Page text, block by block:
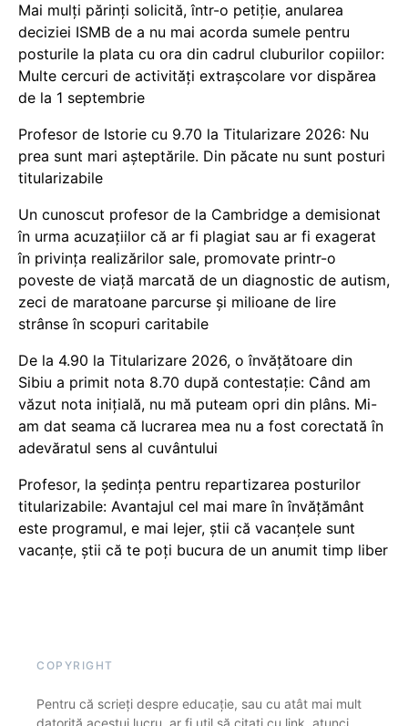
Mai mulți părinți solicită, într-o petiție, anularea
deciziei ISMB de a nu mai acorda sumele pentru
posturile la plata cu ora din cadrul cluburilor copiilor:
Multe cercuri de activități extrașcolare vor dispărea
de la 1 septembrie
Profesor de Istorie cu 9.70 la Titularizare 2026: Nu
prea sunt mari așteptările. Din păcate nu sunt posturi
titularizabile
Un cunoscut profesor de la Cambridge a demisionat
în urma acuzațiilor că ar fi plagiat sau ar fi exagerat
în privința realizărilor sale, promovate printr-o
poveste de viață marcată de un diagnostic de autism,
zeci de maratoane parcurse și milioane de lire
strânse în scopuri caritabile
De la 4.90 la Titularizare 2026, o învățătoare din
Sibiu a primit nota 8.70 după contestație: Când am
văzut nota inițială, nu mă puteam opri din plâns. Mi-
am dat seama că lucrarea mea nu a fost corectată în
adevăratul sens al cuvântului
Profesor, la ședința pentru repartizarea posturilor
titularizabile: Avantajul cel mai mare în învățământ
este programul, e mai lejer, știi că vacanțele sunt
vacanţe, știi că te poți bucura de un anumit timp liber
COPYRIGHT
Pentru că scrieți despre educație, sau cu atât mai mult
datorită acestui lucru, ar fi util să citați cu link, atunci